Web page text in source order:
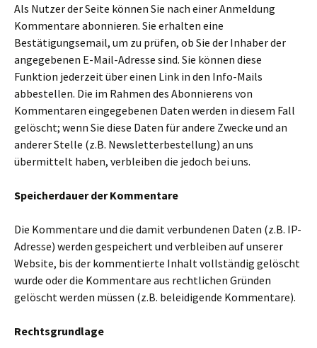
Als Nutzer der Seite können Sie nach einer Anmeldung
Kommentare abonnieren. Sie erhalten eine
Bestätigungsemail, um zu prüfen, ob Sie der Inhaber der
angegebenen E-Mail-Adresse sind. Sie können diese
Funktion jederzeit über einen Link in den Info-Mails
abbestellen. Die im Rahmen des Abonnierens von
Kommentaren eingegebenen Daten werden in diesem Fall
gelöscht; wenn Sie diese Daten für andere Zwecke und an
anderer Stelle (z.B. Newsletterbestellung) an uns
übermittelt haben, verbleiben die jedoch bei uns.
Speicherdauer der Kommentare
Die Kommentare und die damit verbundenen Daten (z.B. IP-
Adresse) werden gespeichert und verbleiben auf unserer
Website, bis der kommentierte Inhalt vollständig gelöscht
wurde oder die Kommentare aus rechtlichen Gründen
gelöscht werden müssen (z.B. beleidigende Kommentare).
Rechtsgrundlage